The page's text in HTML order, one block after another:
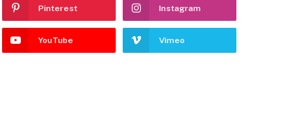
Pinterest Instagram
YouTube Vimeo